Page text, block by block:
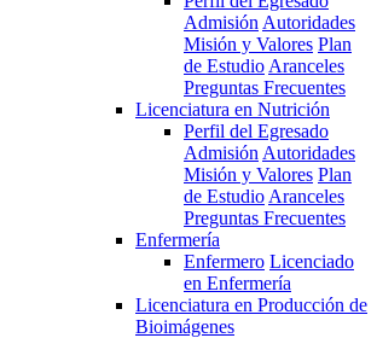
Admisión Autoridades
Misión y Valores Plan
de Estudio Aranceles
Preguntas Frecuentes
Licenciatura en Nutrición
Perfil del Egresado
Admisión Autoridades
Misión y Valores Plan
de Estudio Aranceles
Preguntas Frecuentes
Enfermería
Enfermero Licenciado
en Enfermería
Licenciatura en Producción de
Bioimágenes